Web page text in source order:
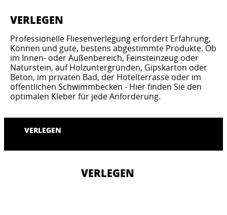
VERLEGEN
Professionelle Fliesenverlegung erfordert Erfahrung,
Können und gute, bestens abgestimmte Produkte. Ob
im Innen- oder Außenbereich, Feinsteinzeug oder
Naturstein, auf Holzuntergründen, Gipskarton oder
Beton, im privaten Bad, der Hotelterrasse oder im
öffentlichen Schwimmbecken - Hier finden Sie den
optimalen Kleber für jede Anforderung.
VERLEGEN
VERLEGEN